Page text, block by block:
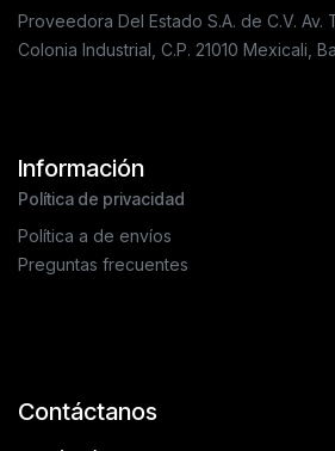
Proveedora Del Estado S.A. de C.V. Av.
Colonia Industrial, C.P. 21010 Mexicali,
Información
Política de privacidad
Política a de envíos
Preguntas frecuentes
Contáctanos